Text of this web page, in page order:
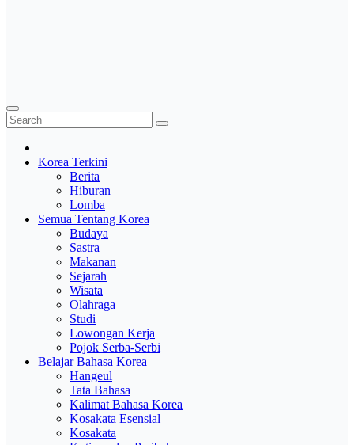
Korea Terkini
Berita
Hiburan
Lomba
Semua Tentang Korea
Budaya
Sastra
Makanan
Sejarah
Wisata
Olahraga
Studi
Lowongan Kerja
Pojok Serba-Serbi
Belajar Bahasa Korea
Hangeul
Tata Bahasa
Kalimat Bahasa Korea
Kosakata Esensial
Kosakata